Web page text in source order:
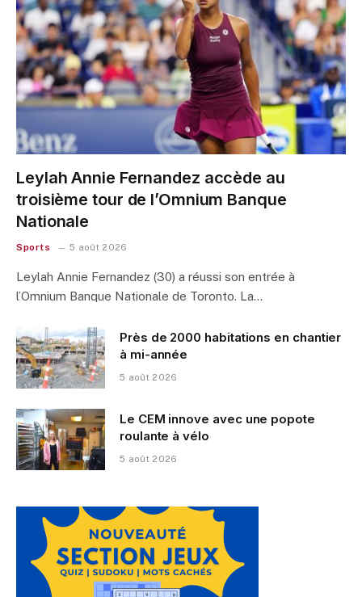
Leylah Annie Fernandez accède au
troisième tour de l’Omnium Banque
Nationale
Sports 5 août 2026
Leylah Annie Fernandez (30) a réussi son entrée à
l’Omnium Banque Nationale de Toronto. La…
Près de 2000 habitations en chantier
à mi-année
5 août 2026
Le CEM innove avec une popote
roulante à vélo
5 août 2026